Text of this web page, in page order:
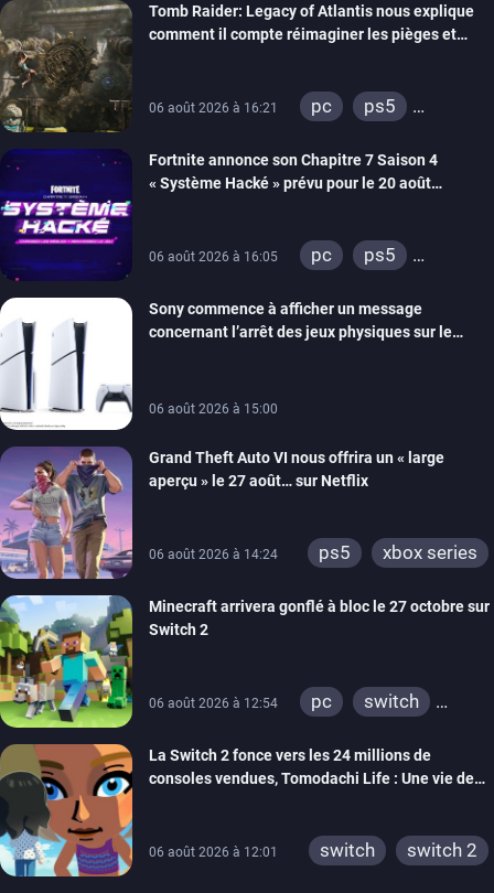
switch 2
Tomb Raider: Legacy of Atlantis nous explique
comment il compte réimaginer les pièges et
06 août 2026 à 16:21 pc
ps5
switch 2
Fortnite annonce son Chapitre 7 Saison 4
« Système Hacké » prévu pour le 20 août
06 août 2026 à 16:05 pc
ps5
switch
ios
android
ps4
Sony commence à afficher un message
concernant l’arrêt des jeux physiques sur le
06 août 2026 à 15:00
Grand Theft Auto VI nous offrira un « large
aperçu » le 27 août… sur Netflix
06 août 2026 à 14:24 ps5 xbox series
Minecraft arrivera gonflé à bloc le 27 octobre sur
Switch 2
06 août 2026 à 12:54 pc
switch
xbox one
wiiu
3ds
ps3
switch 2
La Switch 2 fonce vers les 24 millions de
consoles vendues, Tomodachi Life : Une vie de
06 août 2026 à 12:01 switch switch 2